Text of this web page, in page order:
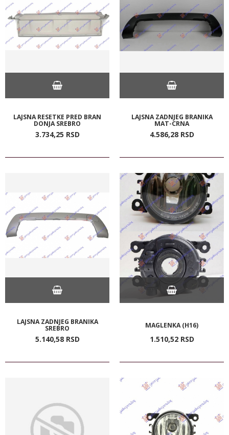
LAJSNA RESETKE PRED BRAN
DONJA SREBRO
3.734,25 RSD
LAJSNA ZADNJEG BRANIKA
MAT-CRNA
4.586,28 RSD
LAJSNA ZADNJEG BRANIKA
SREBRO
5.140,58 RSD
MAGLENKA (H16)
1.510,52 RSD